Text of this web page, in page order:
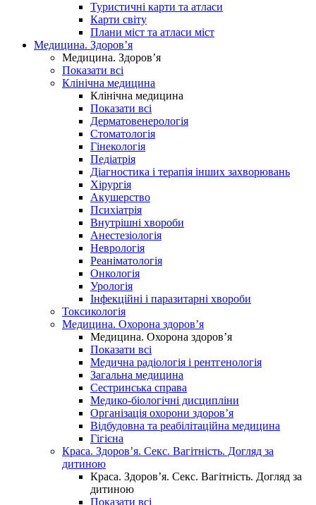
Туристичні карти та атласи
Карти світу
Плани міст та атласи міст
Медицина. Здоров’я
Медицина. Здоров’я
Показати всі
Клінічна медицина
Клінічна медицина
Показати всі
Дерматовенерологія
Стоматологія
Гінекологія
Педіатрія
Діагностика і терапія інших захворювань
Хірургія
Акушерство
Психіатрія
Внутрішні хвороби
Анестезіологія
Неврологія
Реаніматологія
Онкологія
Урологія
Інфекційні і паразитарні хвороби
Токсикологія
Медицина. Охорона здоров’я
Медицина. Охорона здоров’я
Показати всі
Медична радіологія і рентгенологія
Загальна медицина
Сестринська справа
Медико-біологічні дисципліни
Організація охорони здоров’я
Відбудовна та реабілітаційна медицина
Гігієна
Краса. Здоров’я. Секс. Вагітність. Догляд за
дитиною
Краса. Здоров’я. Секс. Вагітність. Догляд за
дитиною
Показати всі